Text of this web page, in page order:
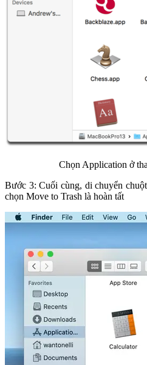
Chọn Application ở
Bước 3: Cuối cùng, di chuyển
chọn Move to Trash là hoàn tất